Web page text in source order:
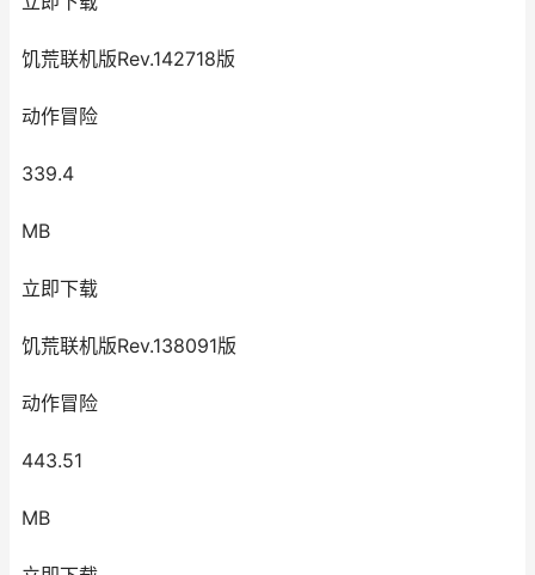
饥荒联机版Rev.142718版
动作冒险
339.4
MB
立即下载
饥荒联机版Rev.138091版
动作冒险
443.51
MB